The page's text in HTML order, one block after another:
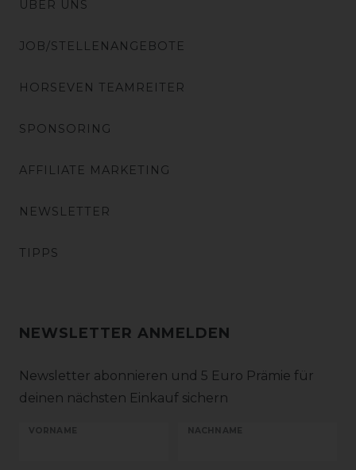
ÜBER UNS
JOB/STELLENANGEBOTE
HORSEVEN TEAMREITER
SPONSORING
AFFILIATE MARKETING
NEWSLETTER
TIPPS
NEWSLETTER ANMELDEN
Newsletter abonnieren und 5 Euro Prämie für
deinen nächsten Einkauf sichern
VORNAME NACHNAME